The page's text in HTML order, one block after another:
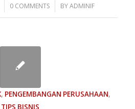
0 COMMENTS
/ BYADMINIF
, PENGEMBANGAN PERUSAHAAN,
TIPS BISNIS